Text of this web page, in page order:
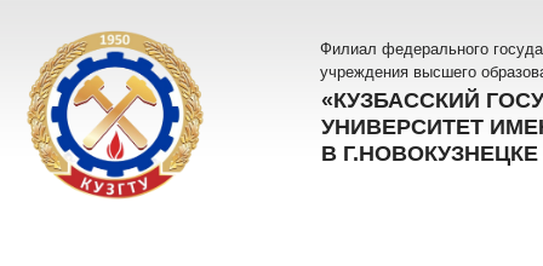
Филиал федерального
учреждения высшего
«КУЗБАССКИЙ
УНИВЕРСИТЕТ
В Г.НОВОКУЗНЕЦКЕ